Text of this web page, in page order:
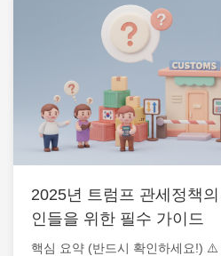
2025년 트럼프 관세정책
인들을 위한 필수 가이드
핵심 요약 (반드시 확인하세요!)